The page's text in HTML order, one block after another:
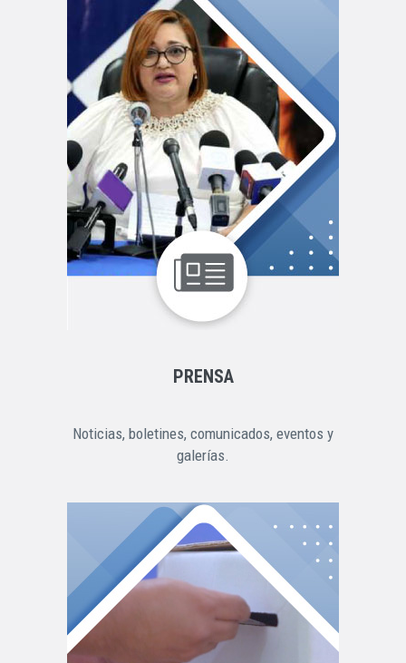
PRENSA
Noticias, boletines, comunicados, eventos y
galerías.